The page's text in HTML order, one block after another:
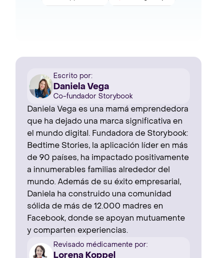
Escrito por:
Daniela Vega
Co-fundador Storybook
Daniela Vega es una mamá emprendedora
que ha dejado una marca significativa en
el mundo digital. Fundadora de Storybook:
Bedtime Stories, la aplicación líder en más
de 90 países, ha impactado positivamente
a innumerables familias alrededor del
mundo. Además de su éxito empresarial,
Daniela ha construido una comunidad
sólida de más de 12.000 madres en
Facebook, donde se apoyan mutuamente
y comparten experiencias.
Revisado médicamente por:
Lorena Koppel